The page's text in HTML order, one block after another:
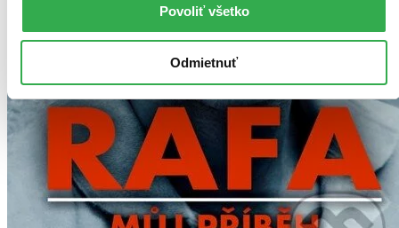
Povoliť všetko
Odmietnuť